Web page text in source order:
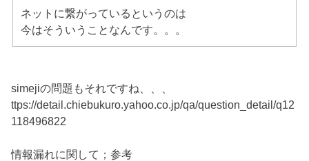
ネットに繋がっているというのは
今はそういうことなんです。。。
simejiの問題もそれですね、、、
ttps://detail.chiebukuro.yahoo.co.jp/qa/question_detail/q12
118496822
情報漏れに関して；参考